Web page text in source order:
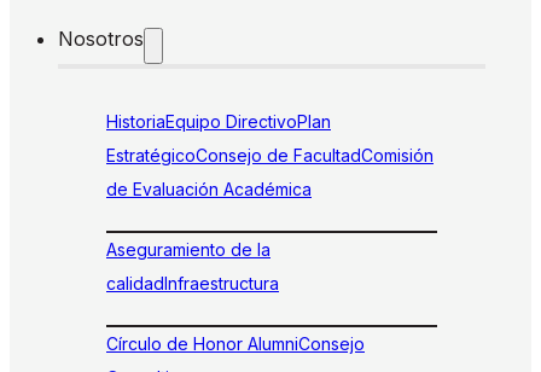
Nosotros
HistoriaEquipo DirectivoPlan
EstratégicoConsejo de FacultadComisión
de Evaluación Académica
Aseguramiento de la
calidadInfraestructura
Círculo de Honor AlumniConsejo